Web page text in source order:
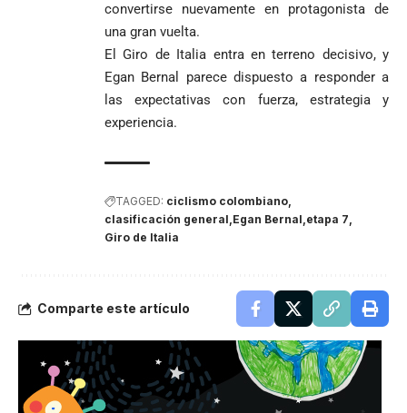
convertirse nuevamente en protagonista de
una gran vuelta.
El Giro de Italia entra en terreno decisivo, y
Egan Bernal parece dispuesto a responder a
las expectativas con fuerza, estrategia y
experiencia.
TAGGED: ciclismo colombiano
clasificación general Egan Bernal etapa 7
Giro de Italia
Comparte este artículo